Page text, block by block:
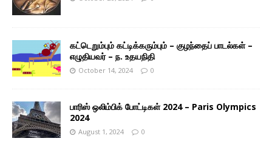
கட்டெறும்பும் கட்டிக்கரும்பும் – குழந்தைப் பாடல்கள் –
எழுதியவர் – ந. உதயநிதி
October 14, 2024 0
பாரிஸ் ஒலிம்பிக் போட்டிகள் 2024 – Paris Olympics
2024
August 1, 2024 0